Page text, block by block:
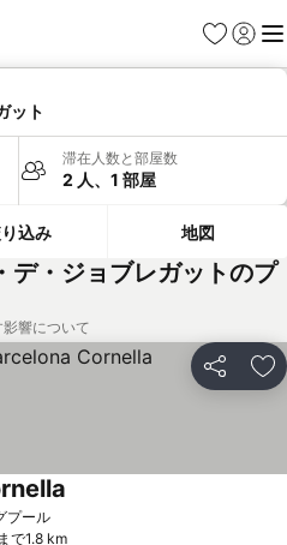
お気に入り
ログイ
メ
ット
滞在人数と部屋数
2 人、1 部屋
込み 地図
デ・ジョブレガットのプ
響について
シェア お
プール料金を表示
で1.8 km